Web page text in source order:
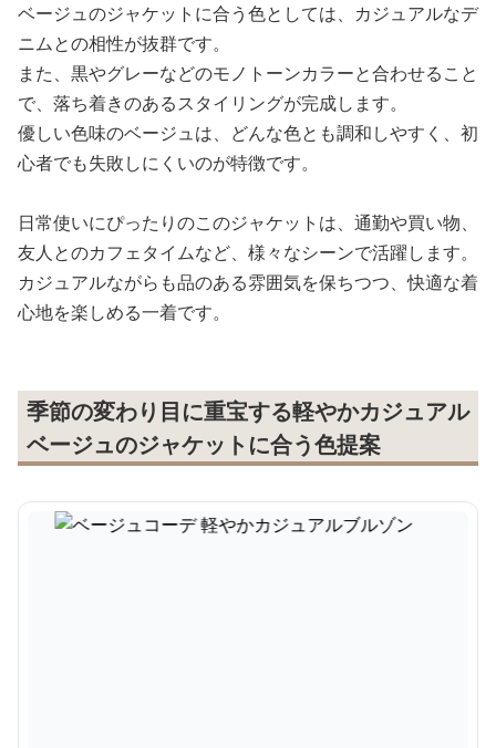
ベージュのジャケットに合う色としては、カジュアルなデ
ニムとの相性が抜群です。
また、黒やグレーなどのモノトーンカラーと合わせること
で、落ち着きのあるスタイリングが完成します。
優しい色味のベージュは、どんな色とも調和しやすく、初
心者でも失敗しにくいのが特徴です。
日常使いにぴったりのこのジャケットは、通勤や買い物、
友人とのカフェタイムなど、様々なシーンで活躍します。
カジュアルながらも品のある雰囲気を保ちつつ、快適な着
心地を楽しめる一着です。
季節の変わり目に重宝する軽やかカジュアル
ベージュのジャケットに合う色提案